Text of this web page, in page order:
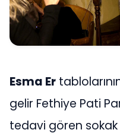
Esma Er
gelir Fethiye Pati
tedavi gören sokak